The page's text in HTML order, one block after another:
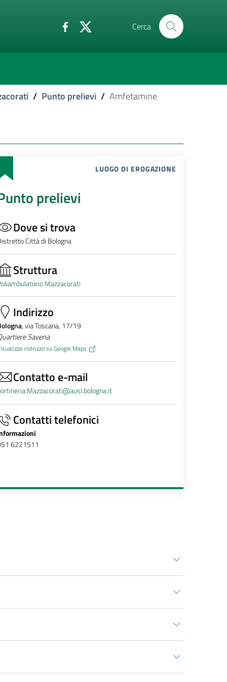
Cerca
/ Punto prelievi / Amfetamine
LUOGO DI EROGAZIONE
prelievi
Dove si trova
Città di Bologna
Struttura
Mazzacorati
Indirizzo
, via Toscana, 17/19
Savena
indirizzo su Google Maps
Contatto e-mail
Contatti telefonici
6221511